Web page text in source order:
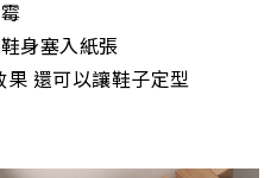
霉
身塞入紙張
還可以讓鞋子定型